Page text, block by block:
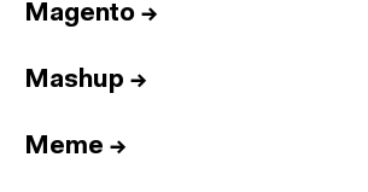
Magento →
Mashup →
Meme →